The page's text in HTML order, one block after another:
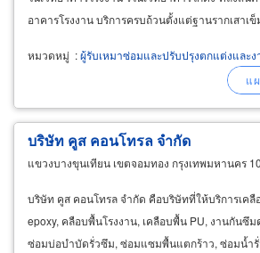
อาคารโรงงาน บริการครบถ้วนตั้งแต่ฐานรากเสาเ
หมวดหมู่ :ผู้รับเหมาซ่อมและปรับปรุงตกแต่งและ
บริษัท คูส คอนโทรล จำกัด
แขวงบางขุนเทียน เขตจอมทอง กรุงเทพมหานคร
บริษัท คูส คอนโทรล จำกัด คือบริษัทที่ให้บริการเค
epoxy, คลือบพื้นโรงงาน, เคลือบพื้น PU, งานกันซึ
ซ่อมบ่อบำบัดรั่วซึม, ซ่อมแซมพื้นแตกร้าว, ซ่อมน้ำรั่